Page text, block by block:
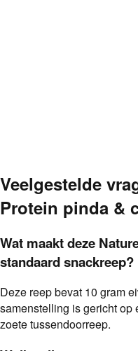
Veelgestelde
Protein pinda &
Wat maakt deze
standaard snackreep?
Deze reep bevat 10 gram
samenstelling is gericht
zoete tussendoorreep.